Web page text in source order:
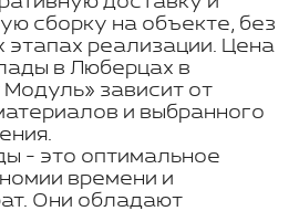
сборку на объекте, без
этапах реализации. Цена
в Люберцах в
зависит от
и выбранного
- это оптимальное
времени и
Они обладают